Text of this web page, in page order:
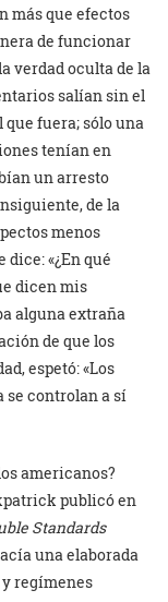
más que efectos
de funcionar
verdad oculta de la
salían sin el
fuera; sólo una
tenían en
un arresto
de la
menos
dice: «¿En qué
dicen mis
alguna extraña
de que los
espetó: «Los
se controlan a sí
americanos?
publicó en
Standards
una elaborada
regímenes